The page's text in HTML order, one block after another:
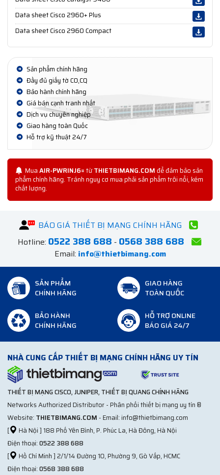
Data sheet Cisco 2960+ Plus
Data sheet Cisco 2960 Compact
Sản phẩm chính hãng
Đầy đủ giấy tờ CO,CQ
Bảo hành chính hãng
Giá bán cạnh tranh nhất
Dịch vụ chuyên nghiệp
Giao hàng toàn Quốc
Hỗ trợ kỹ thuật 24/7
MuaAIR-PWRINJ6=từTHIETBIMANG.COMđể đảm bảo sản
phẩm chính hãng. Tránh nguy cơ mua phải sản phẩm trôi nổi, kém
chất lượng.
BÁO GIÁ THIẾT BỊ MẠNG CHÍNH HÃNG
Hotline: 0522 388 688 - 0568 388 688
Email: info@thietbimang.com
SẢN PHẨM
CHÍNH HÃNG
GIAO HÀNG
TOÀN QUỐC
BẢO HÀNH
CHÍNH HÃNG
HỖ TRỢ ONLINE
BÁO GIÁ 24/7
NHÀ CUNG CẤP THIẾT BỊ MẠNG CHÍNH HÃNG UY TÍN
THIẾT BỊ MẠNG CISCO, JUNIPER, THIẾT BỊ QUANG CHÍNH HÃNG
Networks Authorized Distributor - Phân phối thiết bị mạng uy tín ®
Website: THIETBIMANG.COM - Email: info@thietbimang.com
[
Hà Nội ] 188 Phố Yên Bình, P. Phúc La, Hà Đông, Hà Nội
Điện thoại:0522 388 688
[
Hồ Chí Minh ] 2/1/14 Đường 10, Phường 9, Gò Vấp, HCMC
Điện thoại:0568 388 688